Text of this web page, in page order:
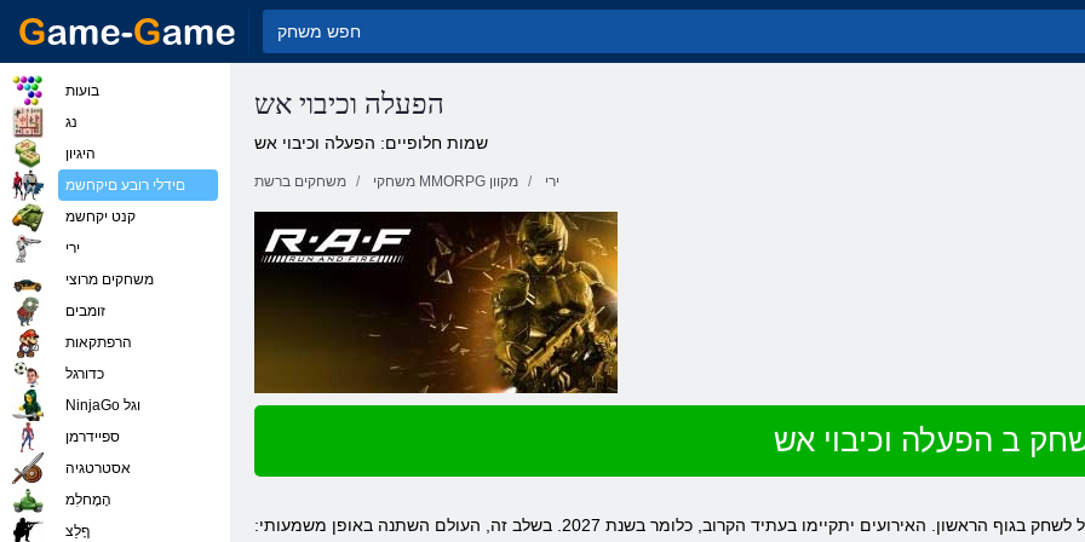
הפעלה וכיבוי אש
שמות חלופיים: הפעלה וכיבוי אש
משחקים ברשת משחקי MMORPG מקוון ירי
ב הפעלה וכיבוי אש
משחק הפעלה וכיבוי האש מייצגים וסטר מקוון מרובה משתתפים, שבו תוכל לשחק בגוף הראשון. האירועים יתקיימו בעתיד הקרוב, כלומר בשנת 2027. בשלב זה, העולם השתנה באופן משמעותי:
בועות
נג
היגיון
םידלי רובע םיקחשמ
קנט יקחשמ
ירי
משחקים מרוצי
זומבים
הרפתקאות
כדורגל
NinjaGo וגל
ספיידרמן
אסטרטגיה
הָמָחלִמ
ףָלַצ